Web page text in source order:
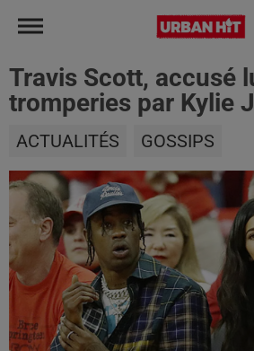
Travis Scott, accusé
tromperies par Kylie
ACTUALITÉS GOSSIPS